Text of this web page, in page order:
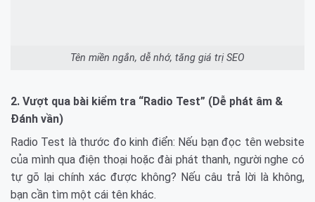
Tên miền ngắn, dễ nhớ, tăng giá trị SEO
2. Vượt qua bài kiểm tra “Radio Test” (Dễ phát âm &
Đánh vần)
Radio Test là thước đo kinh điển: Nếu bạn đọc tên website
của mình qua điện thoại hoặc đài phát thanh, người nghe có
tự gõ lại chính xác được không? Nếu câu trả lời là không,
bạn cần tìm một cái tên khác.